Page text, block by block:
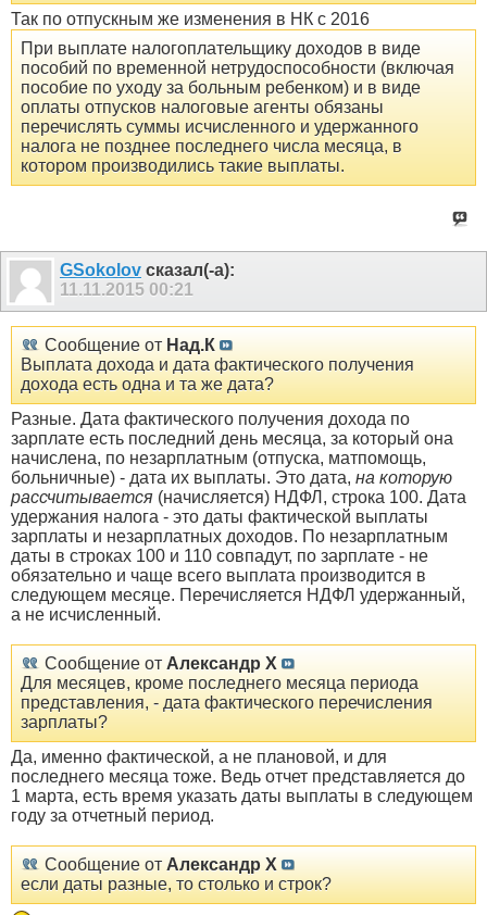
Так по отпускным же изменения в НК с 2016
При выплате налогоплательщику доходов в виде
пособий по временной нетрудоспособности (включая
пособие по уходу за больным ребенком) и в виде
оплаты отпусков налоговые агенты обязаны
перечислять суммы исчисленного и удержанного
налога не позднее последнего числа месяца, в
котором производились такие выплаты.
GSokolov сказал(-а):
11.11.2015 00:21
Сообщение от Над.К
Выплата дохода и дата фактического получения
дохода есть одна и та же дата?
Разные. Дата фактического получения дохода по
зарплате есть последний день месяца, за который она
начислена, по незарплатным (отпуска, матпомощь,
больничные) - дата их выплаты. Это дата, на которую
рассчитывается (начисляется) НДФЛ, строка 100. Дата
удержания налога - это даты фактической выплаты
зарплаты и незарплатных доходов. По незарплатным
даты в строках 100 и 110 совпадут, по зарплате - не
обязательно и чаще всего выплата производится в
следующем месяце. Перечисляется НДФЛ удержанный,
а не исчисленный.
Сообщение от Александр Х
Для месяцев, кроме последнего месяца периода
представления, - дата фактического перечисления
зарплаты?
Да, именно фактической, а не плановой, и для
последнего месяца тоже. Ведь отчет представляется до
1 марта, есть время указать даты выплаты в следующем
году за отчетный период.
Сообщение от Александр Х
если даты разные, то столько и строк?